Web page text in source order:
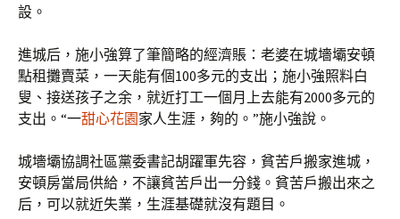
設。
進城后，施小強算了筆簡略的經濟賬：老婆在城墻壩安頓
點租攤賣菜，一天能有個100多元的支出；施小強照料白
叟、接送孩子之余，就近打工一個月上去能有2000多元的
支出。“一甜心花園家人生涯，夠的。”施小強說。
城墻壩協調社區黨委書記胡躍軍先容，貧苦戶搬家進城，
安頓房當局供給，不讓貧苦戶出一分錢。貧苦戶搬出來之
后，可以就近失業，生涯基礎就沒有題目。